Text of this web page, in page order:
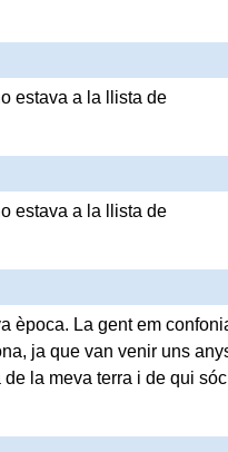
estava a la llista de
estava a la llista de
època. La gent em
ja que van venir uns
la meva terra i de qui